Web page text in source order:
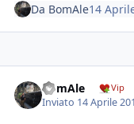
Da BomAle14
BomAle Vip
Inviato 14 Aprile